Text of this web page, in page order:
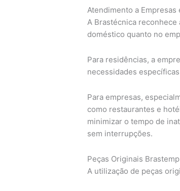
Atendimento a
A Brastécnica
doméstico quanto no
Para residências, a
necessidades
Para empresas,
como restaurantes e
minimizar o tempo de
sem interrupções.
Peças Originais Brastemp
A utilização de peças